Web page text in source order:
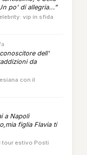
po' di allegria...”
vip in sfida
dell'
da
con il
a Napoli
figlia Flavia ti
tour estivo Posti